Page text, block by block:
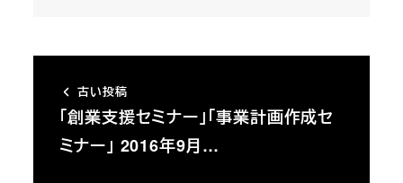
古い投稿
「創業支援セミナー」「事業計画作成セ
ミナー」 2016年9月…